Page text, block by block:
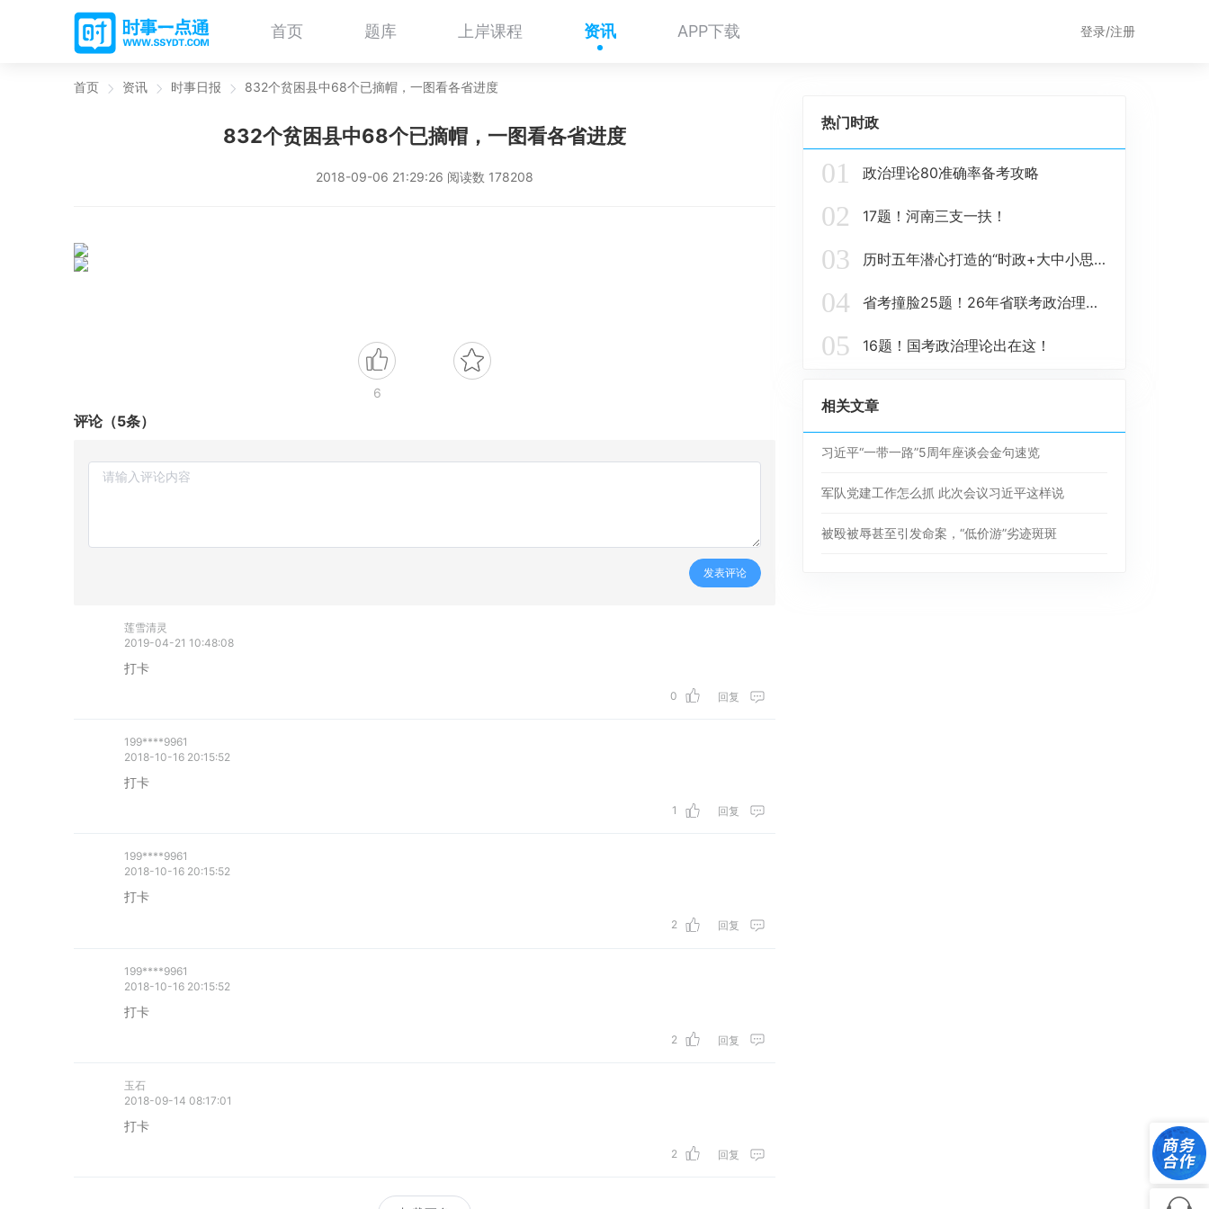
首页 题库 上岸课程 资讯 APP下载 登录/注册
首页 资讯 时事日报 832个贫困县中68个已摘帽，一图看各省进度
832个贫困县中68个已摘帽，一图看各省进度
2018-09-06 21:29:26 阅读数 178208
6
评论（5条）
发表评论
莲雪清灵
2019-04-21 10:48:08
打卡
0 回复
199****9961
2018-10-16 20:15:52
打卡
1 回复
199****9961
2018-10-16 20:15:52
打卡
2 回复
199****9961
2018-10-16 20:15:52
打卡
2 回复
玉石
2018-09-14 08:17:01
打卡
2 回复
热门时政
01 政治理论80准确率备考攻略
02 17题！河南三支一扶！
03 历时五年潜心打造的“时政+大中小思政题库一体化”课题圆满收官！
04 省考撞脸25题！26年省联考政治理论这些在这里！
05 16题！国考政治理论出在这！
相关文章
习近平“一带一路”5周年座谈会金句速览
军队党建工作怎么抓 此次会议习近平这样说
被殴被辱甚至引发命案，“低价游”劣迹斑斑